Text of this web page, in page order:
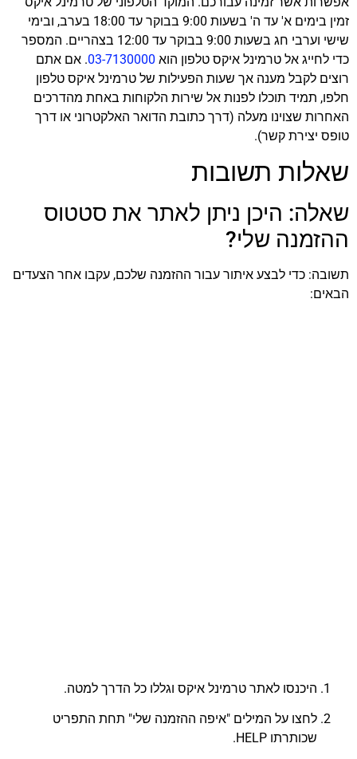
זמין בימים א' עד ה' בשעות 9:00 בבוקר עד 18:00 בערב, ובימי
שישי וערבי חג בשעות 9:00 בבוקר עד 12:00 בצהריים. המספר
כדי לחייג אל טרמינל איקס טלפון הוא 03-7130000. אם אתם
רוצים לקבל מענה אך שעות הפעילות של טרמינל איקס טלפון
חלפו, תמיד תוכלו לפנות אל שירות הלקוחות באחת מהדרכים
האחרות שצוינו מעלה (דרך כתובת הדואר האלקטרוני או דרך
טופס יצירת קשר).
שאלות תשובות
שאלה: היכן ניתן לאתר את סטטוס
ההזמנה שלי?
תשובה: כדי לבצע איתור עבור ההזמנה שלכם, עקבו אחר הצעדים
הבאים:
היכנסו לאתר טרמינל איקס וגללו כל הדרך למטה.
לחצו על המילים "איפה ההזמנה שלי" תחת התפריט
שכותרתו HELP.